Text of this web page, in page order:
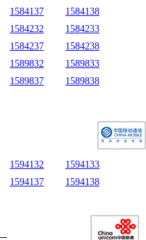
1584137
1584138
1584232
1584233
1584237
1584238
1589832
1589833
1589837
1589838
1594132
1594133
1594137
1594138